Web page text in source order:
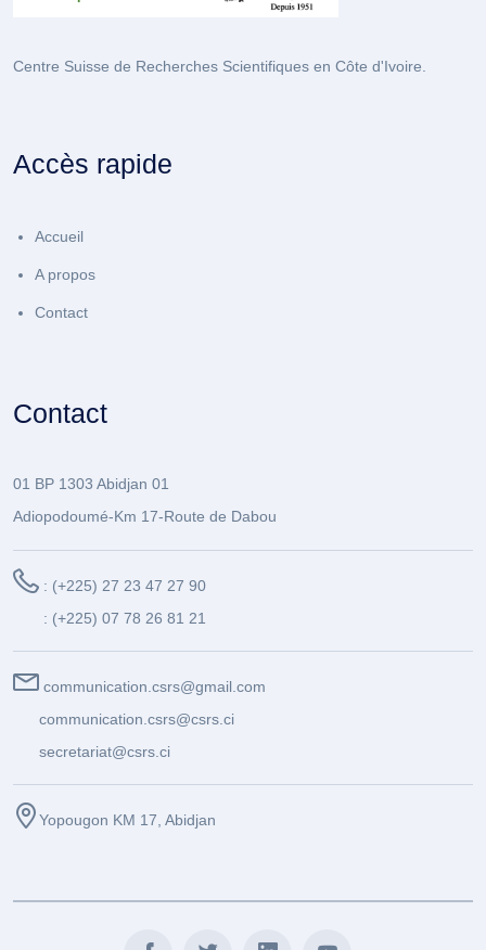
Centre Suisse de Recherches Scientifiques en Côte d'Ivoire.
Accès rapide
Accueil
A propos
Contact
Contact
01 BP 1303 Abidjan 01
Adiopodoumé-Km 17-Route de Dabou
: (+225) 27 23 47 27 90
: (+225) 07 78 26 81 21
communication.csrs@gmail.com
communication.csrs@csrs.ci
secretariat@csrs.ci
Yopougon KM 17, Abidjan